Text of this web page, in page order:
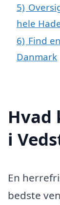
5)
hele
6) Find
Danmark
Hvad
i
En
bedste